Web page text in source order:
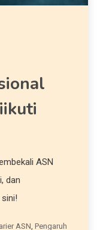
ASN
dan
ASN ,Pengaruh